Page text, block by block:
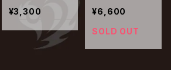
MAJESTY
¥3,300
RED SHIFT
¥6,600
SOLD OUT